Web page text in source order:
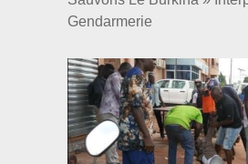
Gendarmerie